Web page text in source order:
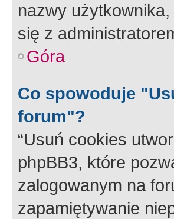
nazwy
się z
Góra
Co spowoduje
forum"?
“Usuń cookies
phpBB3, które
zalogowanym na
zapamiętywanie